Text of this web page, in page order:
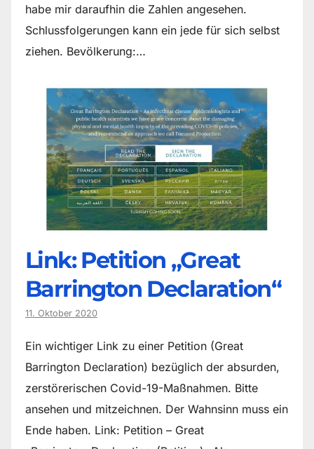
habe mir daraufhin die Zahlen angesehen.
Schlussfolgerungen kann ein jede für sich selbst
ziehen. Bevölkerung:…
Link: Petition „Great
Barrington Declaration“
11. Oktober 2020
Ein wichtiger Link zu einer Petition (Great
Barrington Declaration) bezüglich der absurden,
zerstörerischen Covid-19-Maßnahmen. Bitte
ansehen und mitzeichnen. Der Wahnsinn muss ein
Ende haben. Link: Petition – Great